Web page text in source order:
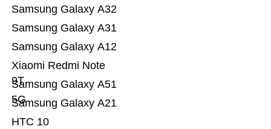
HTC 10
Samsung Galaxy A21
Samsung Galaxy A51
5G
Xiaomi Redmi Note
9T
Samsung Galaxy A12
Samsung Galaxy A31
Samsung Galaxy A32